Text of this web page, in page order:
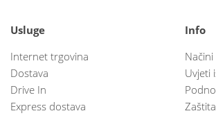
Usluge
Internet trgovina
Dostava
Drive In
Express dostava
Info
Uvjeti